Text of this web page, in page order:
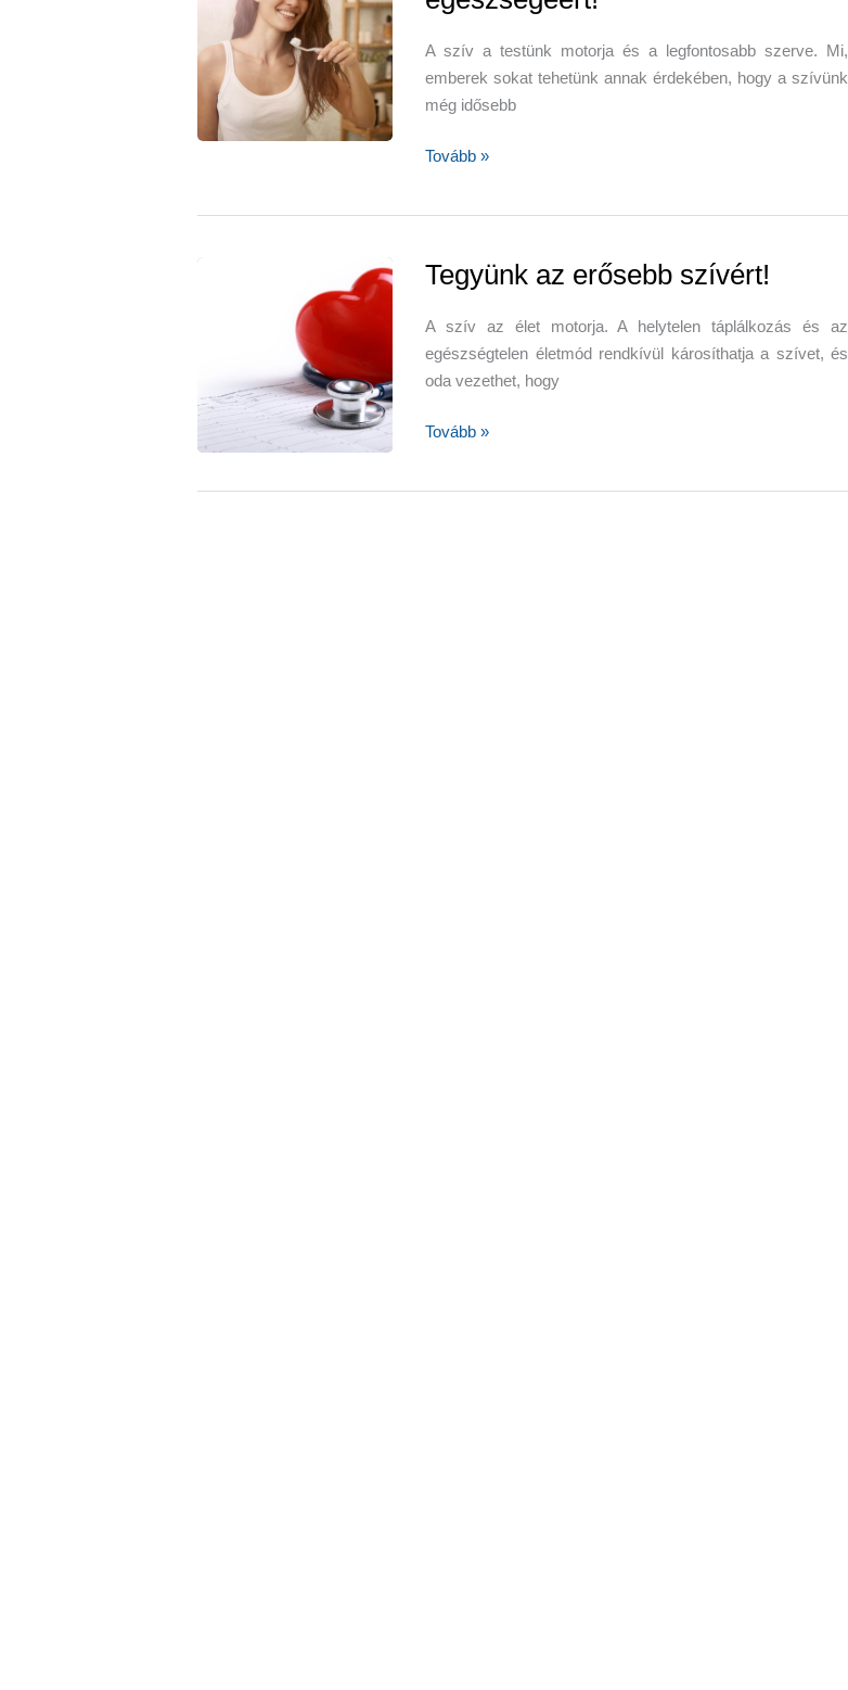
A szív a testünk motorja és a legfontosabb szerve. Mi,
emberek sokat tehetünk annak érdekében, hogy a szívünk
még idősebb
Mosson
egészségéért!
Tovább »
Tegyünk az erősebb szívért!
A szív az élet motorja. A helytelen táplálkozás és az
egészségtelen életmód rendkívül károsíthatja a szívet, és
oda vezethet, hogy
Tegyünk
Tovább »